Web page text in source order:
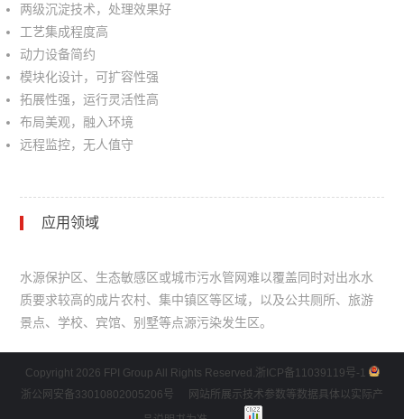
两级沉淀技术，处理效果好
工艺集成程度高
动力设备简约
模块化设计，可扩容性强
拓展性强，运行灵活性高
布局美观，融入环境
远程监控，无人值守
应用领域
水源保护区、生态敏感区或城市污水管网难以覆盖同时对出水水
质要求较高的成片农村、集中镇区等区域，以及公共厕所、旅游
景点、学校、宾馆、别墅等点源污染发生区。
Copyright 2026 FPI Group All Rights Reserved. 浙ICP备11039119号-1
浙公网安备33010802005206号
网站所展示技术参数等数据具体以实际产